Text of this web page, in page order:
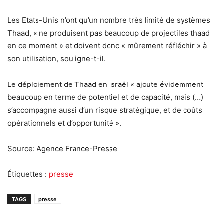
Les Etats-Unis n’ont qu’un nombre très limité de systèmes
Thaad, « ne produisent pas beaucoup de projectiles thaad
en ce moment » et doivent donc « mûrement réfléchir » à
son utilisation, souligne-t-il.
Le déploiement de Thaad en Israël « ajoute évidemment
beaucoup en terme de potentiel et de capacité, mais (…)
s’accompagne aussi d’un risque stratégique, et de coûts
opérationnels et d’opportunité ».
Source: Agence France-Presse
Étiquettes : presse
TAGS presse